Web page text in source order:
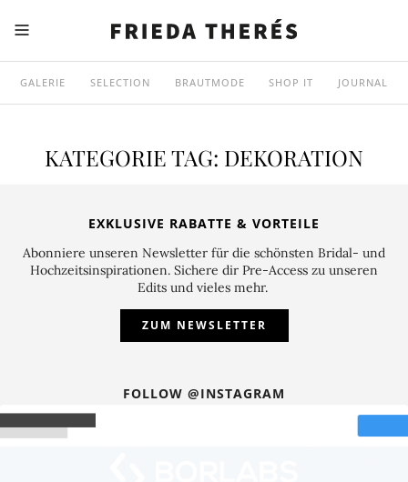
GALERIE SELECTION BRAUTMODE SHOP IT JOURNAL
KATEGORIE TAG: DEKORATION
EXKLUSIVE RABATTE & VORTEILE
Abonniere unseren Newsletter für die schönsten Bridal- und
Hochzeitsinspirationen. Sichere dir Pre-Access zu unseren
Edits und vieles mehr.
ZUM NEWSLETTER
FOLLOW @INSTAGRAM